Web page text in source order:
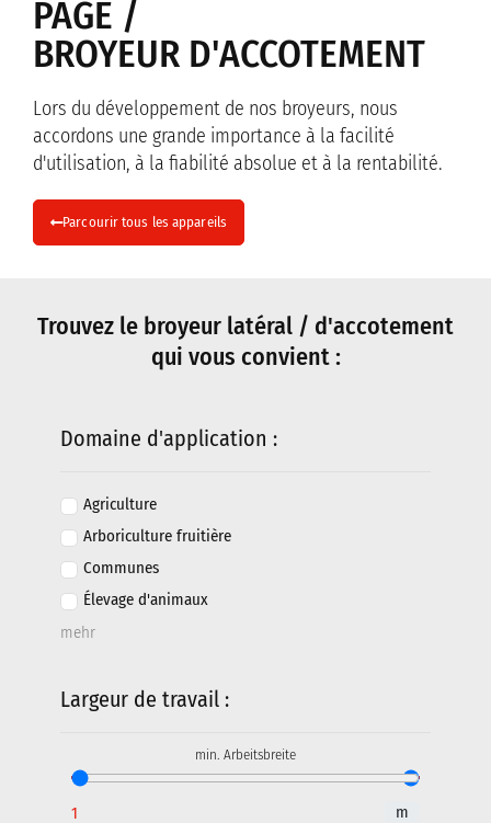
Broyeur
Travail du Sol
Élevage d’animaux
Faucheuses à double lame
Distribution
Distribution pour la Suisse
Distribution pour l’Autriche
À propos de nous
Entreprise
Mentions légales
PAGE /
BROYEUR D'ACCOTEMENT
Lors du développement de nos broyeurs, nous
accordons une grande importance à la facilité
d'utilisation, à la fiabilité absolue et à la rentabilité.
Parcourir tous les appareils
Trouvez le broyeur latéral / d'accotement
qui vous convient :
Domaine d'application :
Agriculture
Arboriculture fruitière
Communes
Élevage d'animaux
mehr
Largeur de travail :
min. Arbeitsbreite
m